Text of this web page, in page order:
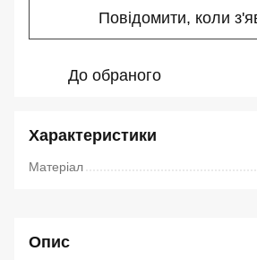
Повідомити, коли
До обраного
Характеристики
Матеріал
Опис